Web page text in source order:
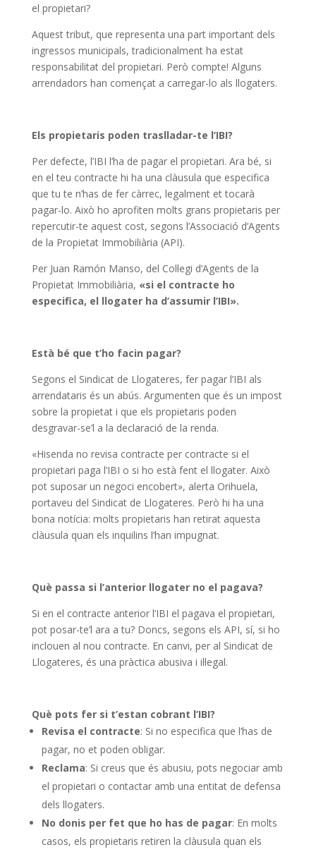
el propietari?
Aquest tribut, que representa una part important dels
ingressos municipals, tradicionalment ha estat
responsabilitat del propietari. Però compte! Alguns
arrendadors han començat a carregar-lo als llogaters.
Els propietaris poden traslladar-te l’IBI?
Per defecte, l’IBI l’ha de pagar el propietari. Ara bé, si
en el teu contracte hi ha una clàusula que especifica
que tu te n’has de fer càrrec, legalment et tocarà
pagar-lo. Això ho aprofiten molts grans propietaris per
repercutir-te aquest cost, segons l’Associació d’Agents
de la Propietat Immobiliària (API).
Per Juan Ramón Manso, del Col·legi d’Agents de la
Propietat Immobiliària, «si el contracte ho
especifica, el llogater ha d’assumir l’IBI».
Està bé que t’ho facin pagar?
Segons el Sindicat de Llogateres, fer pagar l’IBI als
arrendataris és un abús. Argumenten que és un impost
sobre la propietat i que els propietaris poden
desgravar-se’l a la declaració de la renda.
«Hisenda no revisa contracte per contracte si el
propietari paga l’IBI o si ho està fent el llogater. Això
pot suposar un negoci encobert», alerta Orihuela,
portaveu del Sindicat de Llogateres. Però hi ha una
bona notícia: molts propietaris han retirat aquesta
clàusula quan els inquilins l’han impugnat.
Què passa si l’anterior llogater no el pagava?
Si en el contracte anterior l’IBI el pagava el propietari,
pot posar-te’l ara a tu? Doncs, segons els API, sí, si ho
inclouen al nou contracte. En canvi, per al Sindicat de
Llogateres, és una pràctica abusiva i il·legal.
Què pots fer si t’estan cobrant l’IBI?
Revisa el contracte: Si no especifica que l’has de
pagar, no et poden obligar.
Reclama: Si creus que és abusiu, pots negociar amb
el propietari o contactar amb una entitat de defensa
dels llogaters.
No donis per fet que ho has de pagar: En molts
casos, els propietaris retiren la clàusula quan els